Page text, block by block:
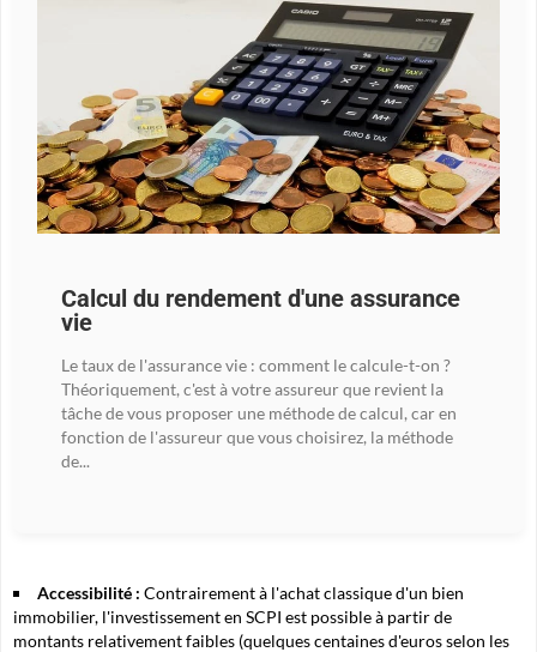
Calcul du rendement d'une assurance
vie
Le taux de l'assurance vie : comment le calcule-t-on ?
Théoriquement, c'est à votre assureur que revient la
tâche de vous proposer une méthode de calcul, car en
fonction de l'assureur que vous choisirez, la méthode
de...
Accessibilité : Contrairement à l'achat classique d'un bien
immobilier, l'investissement en SCPI est possible à partir de
montants relativement faibles (quelques centaines d'euros selon les